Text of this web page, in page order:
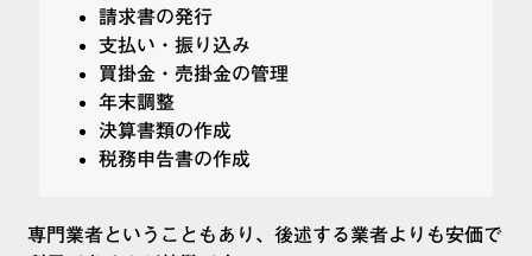
請求書の発行
支払い・振り込み
買掛金・売掛金の管理
年末調整
決算書類の作成
税務申告書の作成
専門業者ということもあり、後述する業者よりも安価で